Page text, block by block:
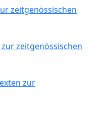
zeitgenössischen
zeitgenössischen
zur